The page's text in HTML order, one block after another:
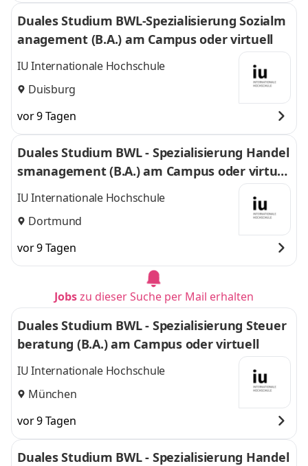
Duales Studium BWL-Spezialisierung Sozialm
anagement (B.A.) am Campus oder virtuell
IU Internationale Hochschule
Duisburg
vor 9 Tagen
Duales Studium BWL - Spezialisierung Handel
smanagement (B.A.) am Campus oder virtuel
l
IU Internationale Hochschule
Dortmund
vor 9 Tagen
Jobszu dieser Suche per Mail erhalten
Duales Studium BWL - Spezialisierung Steuer
beratung (B.A.) am Campus oder virtuell
IU Internationale Hochschule
München
vor 9 Tagen
Duales Studium BWL - Spezialisierung Handel